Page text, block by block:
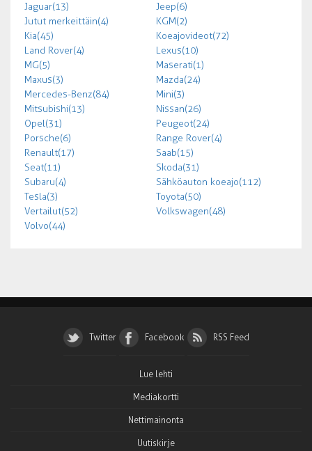
Jaguar (13)
Jeep (6)
Jutut merkeittäin (4)
KGM (2)
Kia (45)
Koeajovideot (72)
Land Rover (4)
Lexus (10)
MG (5)
Maserati (1)
Maxus (3)
Mazda (24)
Mercedes-Benz (84)
Mini (3)
Mitsubishi (13)
Nissan (26)
Opel (31)
Peugeot (24)
Porsche (6)
Range Rover (4)
Renault (17)
Saab (15)
Seat (11)
Skoda (31)
Subaru (4)
Sähköauton koeajo (112)
Tesla (3)
Toyota (50)
Vertailut (52)
Volkswagen (48)
Volvo (44)
Twitter Facebook RSS Feed
Lue lehti
Mediakortti
Nettimainonta
Uutiskirje